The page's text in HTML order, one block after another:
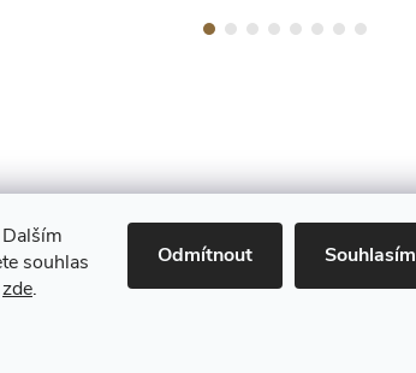
souhlas
zde.
Odmítnout Souhlasím
Maestro